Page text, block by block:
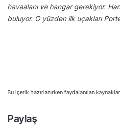
havaalanı ve hangar gerekiyor.
buluyor. O yüzden ilk uçakları
Bu içerik hazırlanırken faydalanılan
Paylaş